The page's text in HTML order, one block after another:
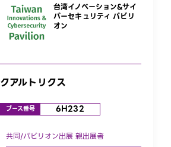
台湾イノベーション&サイ
バーセキュリティ パビリ
オン
クアルトリクス
ブース番号 6H232